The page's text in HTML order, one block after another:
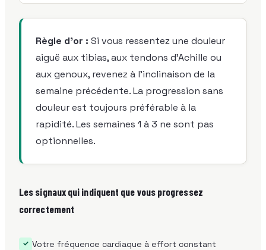
Règle d'or : Si vous ressentez une douleur
aiguë aux tibias, aux tendons d'Achille ou
aux genoux, revenez à l'inclinaison de la
semaine précédente. La progression sans
douleur est toujours préférable à la
rapidité. Les semaines 1 à 3 ne sont pas
optionnelles.
Les signaux qui indiquent que vous progressez
correctement
✓ Votre fréquence cardiaque à effort constant